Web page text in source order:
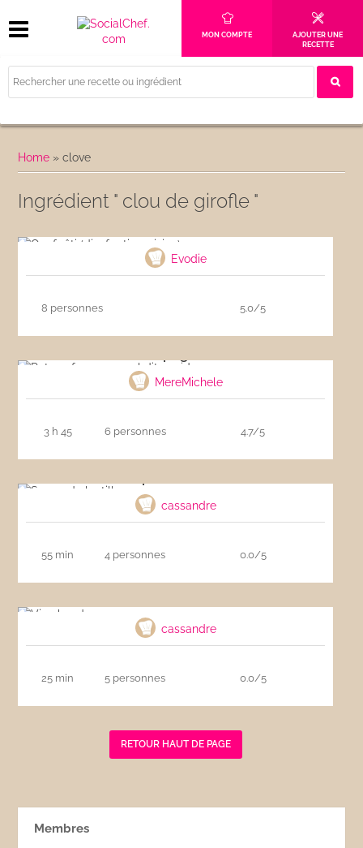
MON COMPTE
AJOUTER UNE
RECETTE
Home »clove
Ingrédient " clou de girofle "
Evodie
8 personnes 5.0/5
MereMichele
3 h 45 6 personnes 4.7/5
cassandre
55 min 4 personnes 0.0/5
cassandre
25 min 5 personnes 0.0/5
RETOUR HAUT DE PAGE
Membres